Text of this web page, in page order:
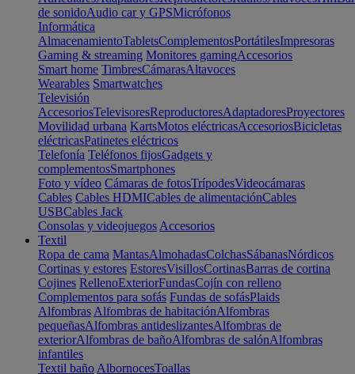
de sonidoAudio car y GPSMicrófonos
Informática
AlmacenamientoTabletsComplementosPortátilesImpresoras
Gaming & streaming Monitores gamingAccesorios
Smart home TimbresCámarasAltavoces
Wearables Smartwatches
Televisión
AccesoriosTelevisoresReproductoresAdaptadoresProyectores
Movilidad urbana KartsMotos eléctricasAccesoriosBicicletas
eléctricasPatinetes eléctricos
Telefonía Teléfonos fijosGadgets y
complementosSmartphones
Foto y vídeo Cámaras de fotosTrípodesVideocámaras
Cables Cables HDMICables de alimentaciónCables
USBCables Jack
Consolas y videojuegos Accesorios
Textil
Ropa de cama MantasAlmohadasColchasSábanasNórdicos
Cortinas y estores EstoresVisillosCortinasBarras de cortina
Cojines RellenoExteriorFundasCojín con relleno
Complementos para sofás Fundas de sofásPlaids
Alfombras Alfombras de habitaciónAlfombras
pequeñasAlfombras antideslizantesAlfombras de
exteriorAlfombras de bañoAlfombras de salónAlfombras
infantiles
Textil baño AlbornocesToallas